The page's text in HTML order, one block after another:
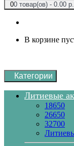
00 товар(ов) - 0.00 р.
В корзине
Категории
Литиевые
18650
26650
32700